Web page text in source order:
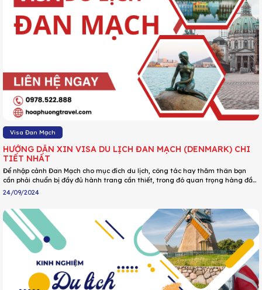
Visa Đan Mạch
HƯỚNG DẪN XIN VISA DU LỊCH ĐAN MẠCH (DENMARK) CHI
TIẾT NHẤT
Để nhập cảnh Đan Mạch cho mục đích du lịch, công tác hay thăm thân bạn
cần phải chuẩn bị đầy đủ hành trang cần thiết, trong đó quan trọng hàng đầu
là visa nhập cảnh vào quốc gia này. Dưới đây là hướng dẫn chi tiết về hồ sơ,
tiết ngay nhé!
24/09/2024